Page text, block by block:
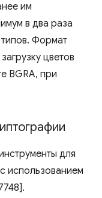
им
в два раза
Формат
цветов
BGRA, при
для
использованием